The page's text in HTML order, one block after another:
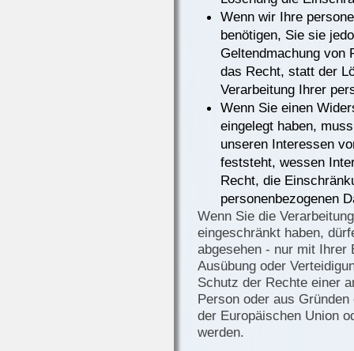
Wenn wir Ihre
benötigen, Sie sie
Geltendmachung von
das Recht, statt der
Verarbeitung Ihrer
Wenn Sie einen
eingelegt haben,
unseren Interessen
feststeht, wessen
Recht, die
personenbezogenen
Wenn Sie die
eingeschränkt haben,
abgesehen - nur mit Ihrer
Ausübung oder
Schutz der Rechte einer
Person oder aus
der Europäischen Union
werden.